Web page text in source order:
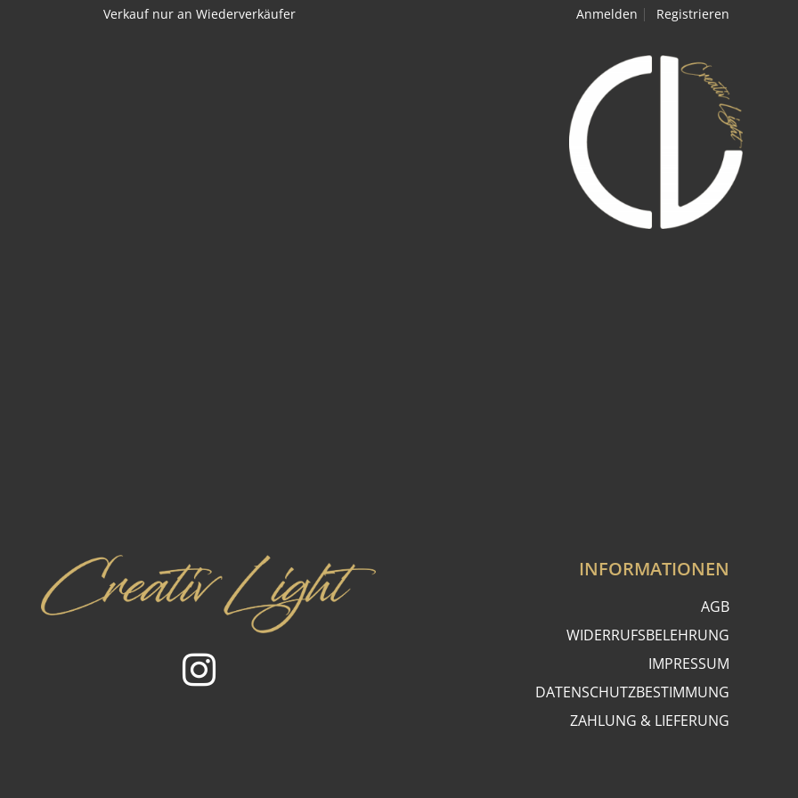
Verkauf nur an Wiederverkäufer Anmelden Registrieren
INFORMATIONEN
AGB
WIDERRUFSBELEHRUNG
IMPRESSUM
DATENSCHUTZBESTIMMUNG
ZAHLUNG & LIEFERUNG